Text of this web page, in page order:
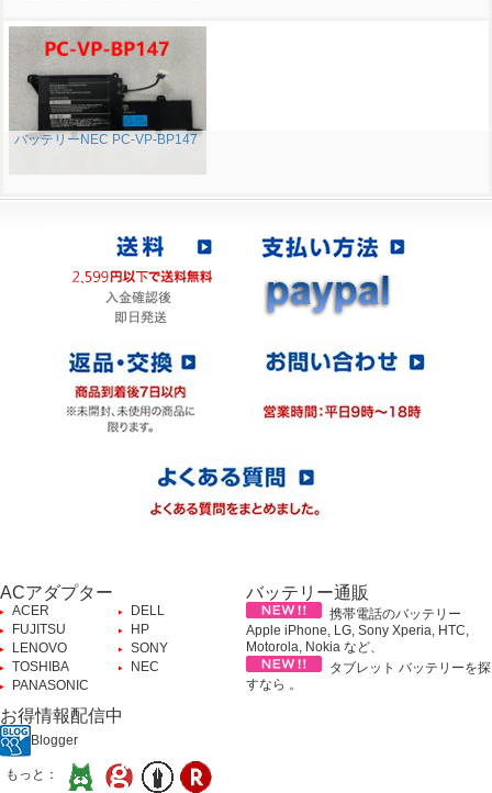
バッテリーNEC PC-VP-BP147
ACアダプター
ACER
DELL
FUJITSU
HP
LENOVO
SONY
TOSHIBA
NEC
PANASONIC
バッテリー通販
携帯電話のバッテリー
Apple iPhone, LG, Sony Xperia, HTC,
Motorola, Nokia など、
タブレット バッテリーを探
すなら 。
お得情報配信中
Blogger
もっと：